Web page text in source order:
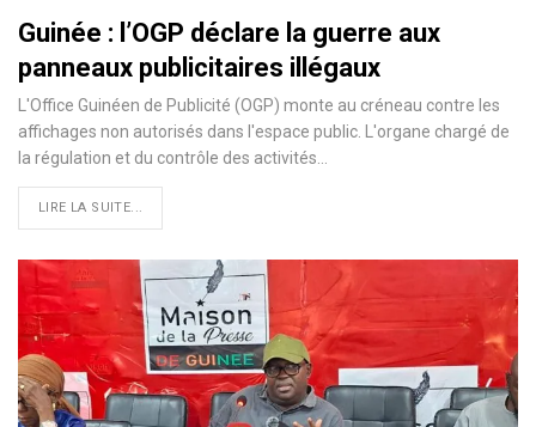
Guinée : l’OGP déclare la guerre aux
panneaux publicitaires illégaux
L'Office Guinéen de Publicité (OGP) monte au créneau contre les
affichages non autorisés dans l'espace public. L'organe chargé de
la régulation et du contrôle des activités…
LIRE LA SUITE...